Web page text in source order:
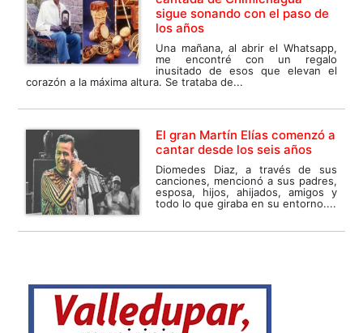
sigue sonando con el paso de
los años
Una mañana, al abrir el Whatsapp,
me encontré con un regalo
inusitado de esos que elevan el
corazón a la máxima altura. Se trataba de...
El gran Martín Elías comenzó a
cantar desde los seis años
Diomedes Diaz, a través de sus
canciones, mencionó a sus padres,
esposa, hijos, ahijados, amigos y
todo lo que giraba en su entorno....